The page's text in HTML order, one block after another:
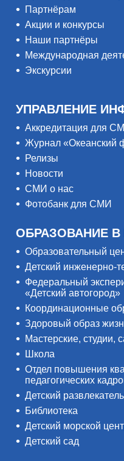
Партнёрам
Акции и конкурсы
Наши партнёры
Международная
Экскурсии
УПРАВЛЕНИЕ
Аккредитация для
Журнал «Океанский
Релизы
Новости
СМИ о нас
Фотобанк для СМИ
ОБРАЗОВАНИЕ В
Образовательный
Детский инженерно-
Федеральный
«Детский автогород»
Координационные
Здоровый образ
Мастерские, студии,
Школа
Отдел повышения
педагогических
Детский
Библиотека
Детский морской
Детский сад